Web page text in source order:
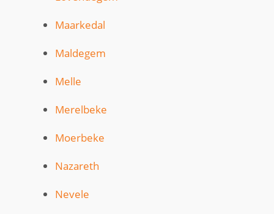
Maarkedal
Maldegem
Melle
Merelbeke
Moerbeke
Nazareth
Nevele